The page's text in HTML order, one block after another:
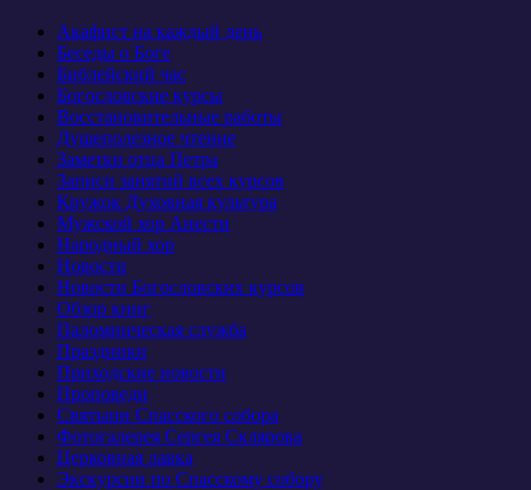
Акафист на каждый день
Беседы о Боге
Библейский час
Богословские курсы
Восстановительные работы
Душеполезное чтение
Заметки отца Петра
Записи занятий всех курсов
Кружок Духовная культура
Мужской хор Анести
Народный хор
Новости
Новости Богословских курсов
Обзор книг
Паломническая служба
Праздники
Приходские новости
Проповеди
Святыни Спасского собора
Фотогалерея Сергея Склярова
Церковная лавка
Экскурсии по Спасскому собору